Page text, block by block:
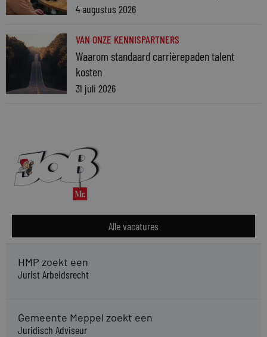
4 augustus 2026
VAN ONZE KENNISPARTNERS
Waarom standaard carrièrepaden talent
kosten
31 juli 2026
Alle vacatures
HMP zoekt een
Jurist Arbeidsrecht
Gemeente Meppel zoekt een
Juridisch Adviseur